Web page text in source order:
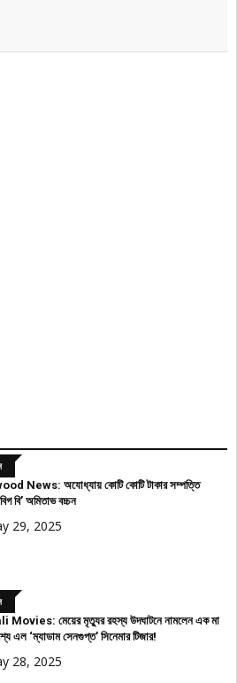
News: অযোধ্যায় কোটি কোটি টাকার সম্পত্তি
বি’ অমিতাভ বচ্চন
29, 2025
মেয়ের মৃত্যুর রহস্য উদঘাটনে নামলেন এক মা
এল ‘ম্যাডাম সেনগুপ্ত’ সিনেমার টিজার!
28, 2025